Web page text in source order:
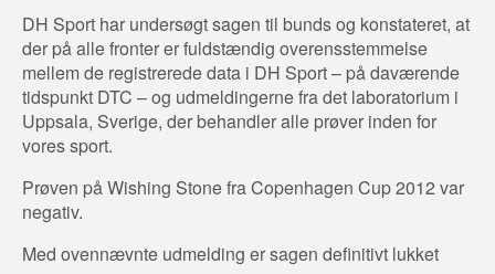
DH Sport har undersøgt sagen til bunds og konstateret, at
der på alle fronter er fuldstændig overensstemmelse
mellem de registrerede data i DH Sport – på daværende
tidspunkt DTC – og udmeldingerne fra det laboratorium i
Uppsala, Sverige, der behandler alle prøver inden for
vores sport.
Prøven på Wishing Stone fra Copenhagen Cup 2012 var
negativ.
Med ovennævnte udmelding er sagen definitivt lukket